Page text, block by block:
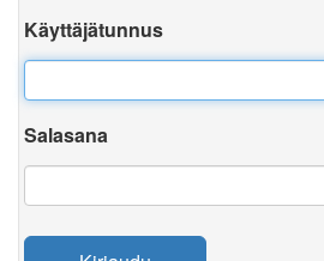
Käyttäjätunnus
Salasana